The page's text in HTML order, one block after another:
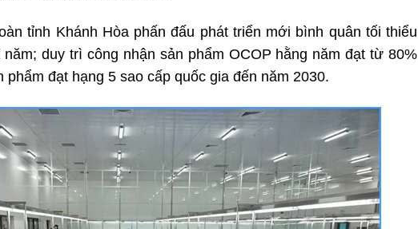
tỉnh Khánh Hòa phấn đấu phát triển mới bình quân tối thiểu
duy trì công nhận sản phẩm OCOP hằng năm đạt từ 80%
đạt hạng 5 sao cấp quốc gia đến năm 2030.